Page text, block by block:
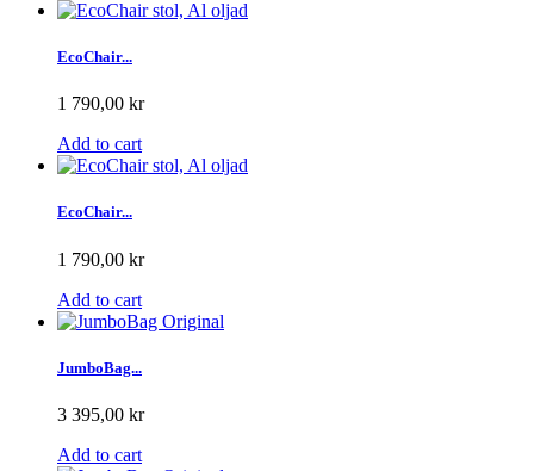
EcoChair...
1 790,00 kr
Add to cart
EcoChair...
1 790,00 kr
Add to cart
JumboBag...
3 395,00 kr
Add to cart